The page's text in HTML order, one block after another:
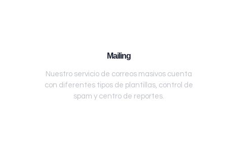
Mailing
Nuestro servicio de correos masivos cuenta
con diferentes tipos de plantillas, control de
spam y centro de reportes.